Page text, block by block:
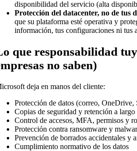
disponibilidad del servicio (alta
Protección del datacenter, no de tus
que su plataforma esté operativa y
información, tus configuraciones ni tus
que responsabilidad
no saben)
deja en manos del cliente:
Protección de datos (correo, OneDrive,
Copias de seguridad y retención a largo
Control de accesos, MFA, permisos y
Protección contra ransomware y
Prevención de borrados accidentales y
Cumplimiento normativo de los datos